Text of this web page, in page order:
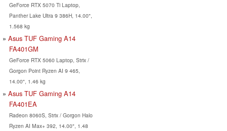
GeForce RTX 5070 Ti Laptop,
Panther Lake Ultra 9 386H, 14.00",
1.568 kg
Asus TUF Gaming A14
FA401GM
GeForce RTX 5060 Laptop, Strix /
Gorgon Point Ryzen AI 9 465,
14.00", 1.46 kg
Asus TUF Gaming A14
FA401EA
Radeon 8060S, Strix / Gorgon Halo
Ryzen AI Max+ 392, 14.00", 1.48